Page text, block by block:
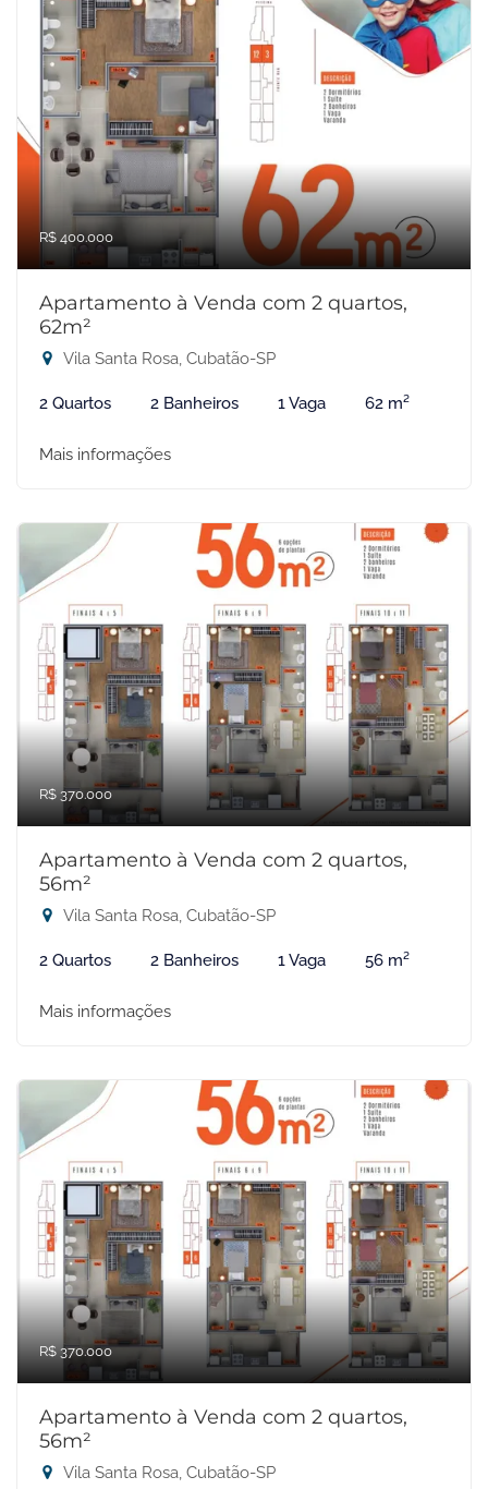
R$ 400.000
Apartamento à Venda com 2 quartos,
62m²
Vila Santa Rosa, Cubatão-SP
2 Quartos 2 Banheiros 1 Vaga 62 m²
Mais informações
R$ 370.000
Apartamento à Venda com 2 quartos,
56m²
Vila Santa Rosa, Cubatão-SP
2 Quartos 2 Banheiros 1 Vaga 56 m²
Mais informações
R$ 370.000
Apartamento à Venda com 2 quartos,
56m²
Vila Santa Rosa, Cubatão-SP